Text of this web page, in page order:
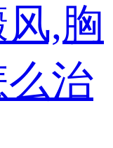
,胸
治